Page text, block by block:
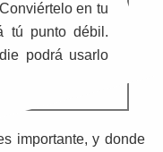
en tu
tú punto débil.
podrá usarlo
importante, y donde